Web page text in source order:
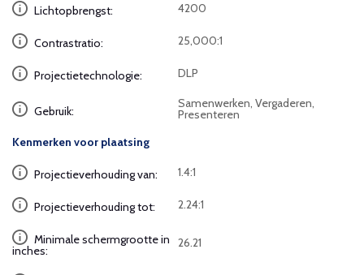
Lichtopbrengst: 4200
Contrastratio: 25,000:1
Projectietechnologie: DLP
Gebruik:
Samenwerken, Vergaderen,
Presenteren
Kenmerken voor plaatsing
Projectieverhouding van: 1.4:1
Projectieverhouding tot: 2.24:1
Minimale schermgrootte in
inches:
26.21